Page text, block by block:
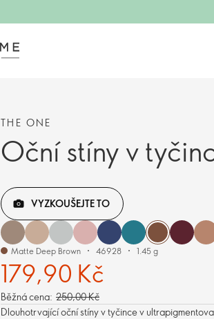
THE ONE
Oční stíny v
VYZKOUŠEJTE TO
Matte Deep Brown 46928 1.45 g
179,90 Kč
Běžná cena: 250,00 Kč
Dlouhotrvající oční stíny v tyčince v